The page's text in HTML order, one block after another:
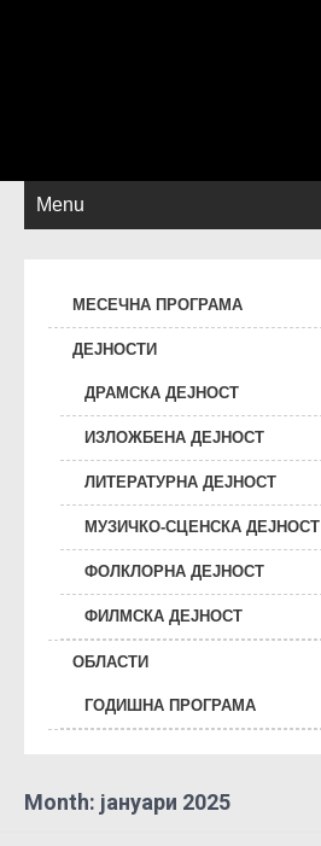
Menu
МЕСЕЧНА ПРОГРАМА
ДЕЈНОСТИ
ДРАМСКА ДЕЈНОСТ
ИЗЛОЖБЕНА ДЕЈНОСТ
ЛИТЕРАТУРНА ДЕЈНОСТ
МУЗИЧКО-СЦЕНСКА ДЕЈНОСТ
ФОЛКЛОРНА ДЕЈНОСТ
ФИЛМСКА ДЕЈНОСТ
ОБЛАСТИ
ГОДИШНА ПРОГРАМА
Month: јануари 2025